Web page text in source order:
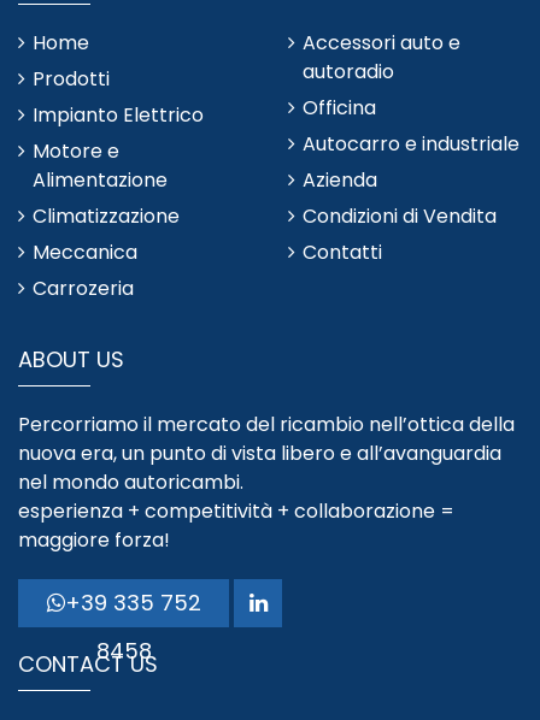
Home
Prodotti
Impianto Elettrico
Motore e
Alimentazione
Climatizzazione
Meccanica
Carrozeria
Accessori auto e
autoradio
Officina
Autocarro e industriale
Azienda
Condizioni di Vendita
Contatti
ABOUT US
Percorriamo il mercato del ricambio nell’ottica della
nuova era, un punto di vista libero e all’avanguardia
nel mondo autoricambi.
esperienza + competitività + collaborazione =
maggiore forza!
+39 335 752
8458
CONTACT US